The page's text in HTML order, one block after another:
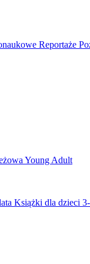
Reportaże
Young Adult
Książki dla dzieci